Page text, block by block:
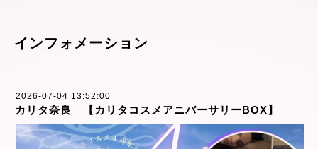
インフォメーション
2026-07-04 13:52:00
カリタ奈良 【カリタコスメアニバーサリーBOX】